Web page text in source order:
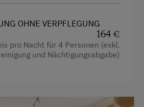
der Nähe
OHNE VERPFLEGUNG
164 €
pro Nacht für 4 Personen (exkl.
und Nächtigungsabgabe)